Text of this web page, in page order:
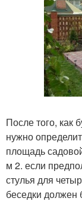
После того, как
нужно
площадь
м 2. если
стулья для
беседки должен